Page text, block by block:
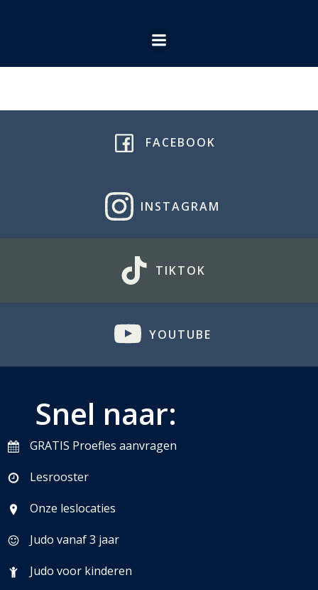
de
FACEBOOK
INSTAGRAM
TIKTOK
YOUTUBE
Snel naar:
GRATIS Proefles aanvragen
Lesrooster
Onze leslocaties
Judo vanaf 3 jaar
Judo voor kinderen